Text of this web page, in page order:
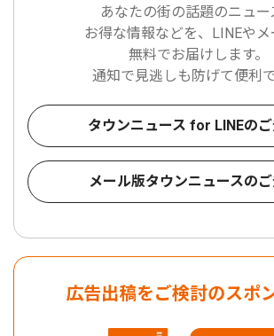
あなたの街の話題のニュー
お得な情報などを、LINEやメ
無料でお届けします。
通知で見逃しも防げて便利
タウンニュース for LINEの
メール版タウンニュースの
広告出稿をご検討のスポ